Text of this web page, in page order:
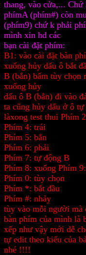
thang, vào cửa,...
phímA (phím#) còn
(phím9) chứ k phải
mình xin hd các
bạn cài đặt phím:
B1: vào cài đặt bàn
xuống hủy dấu ô bắt
B (bắn) bấm tùy chọn
xuống hủy
dấu ô B (bắn) đi vào
ta cũng hủy dấu ở ô
làxong test thui Phím
Phím 4: trái
Phím 5: bắn
Phím 6: phải
Phím 7: tự động B
Phím 8: xuống Phím
Phím 0: tùy chọn
Phím *: bắt đầu
Phím #: nhảy
tùy vào mỗi người mà
bàn phím của mình là
xếp như vậy mới dễ
tự edit theo kiểu của
nhé !!!!